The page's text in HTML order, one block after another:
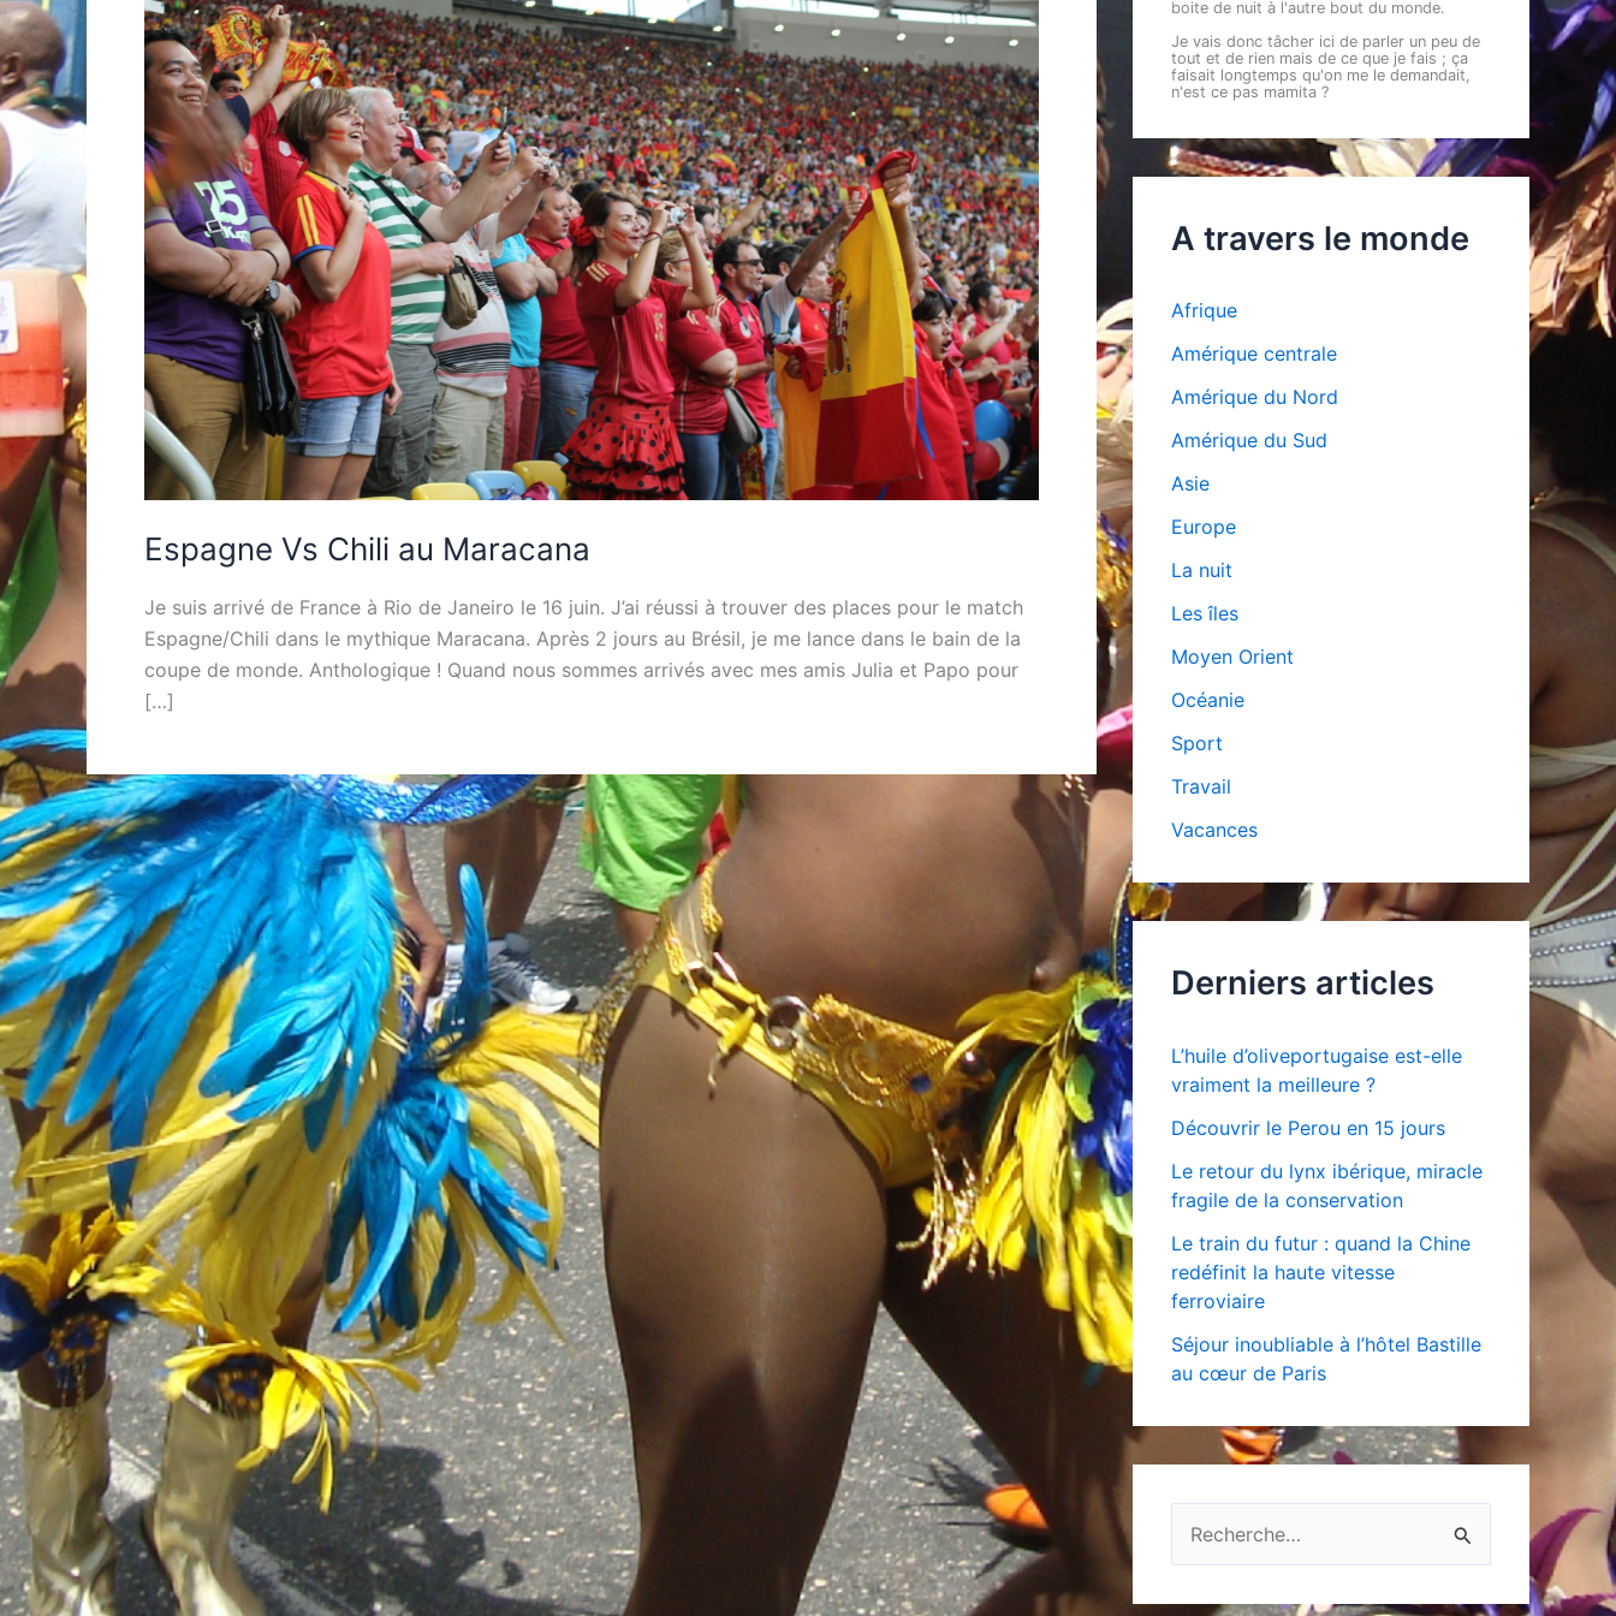
Espagne Vs Chili au Maracana
Je suis arrivé de France à Rio de Janeiro le 16 juin. J’ai réussi à trouver des places pour le match
Espagne/Chili dans le mythique Maracana. Après 2 jours au Brésil, je me lance dans le bain de la
coupe de monde. Anthologique ! Quand nous sommes arrivés avec mes amis Julia et Papo pour
[…]
boite de nuit à l'autre bout du monde.
Je vais donc tâcher ici de parler un peu de
tout et de rien mais de ce que je fais ; ça
faisait longtemps qu'on me le demandait,
n'est ce pas mamita ?
A travers le monde
Afrique
Amérique centrale
Amérique du Nord
Amérique du Sud
Asie
Europe
La nuit
Les îles
Moyen Orient
Océanie
Sport
Travail
Vacances
Derniers articles
L’huile d’oliveportugaise est-elle
vraiment la meilleure ?
Découvrir le Perou en 15 jours
Le retour du lynx ibérique, miracle
fragile de la conservation
Le train du futur : quand la Chine
redéfinit la haute vitesse
ferroviaire
Séjour inoubliable à l’hôtel Bastille
au cœur de Paris
e